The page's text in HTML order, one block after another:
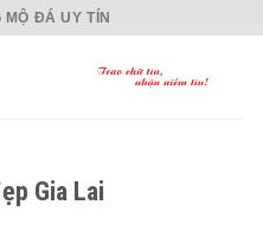
ĐÁ UY TÍN
Gia Lai